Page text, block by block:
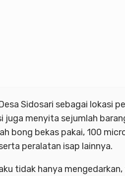
Sidosari sebagai lokasi
juga menyita sejumlah
bong bekas pakai, 100
peralatan isap lainnya.
tidak hanya